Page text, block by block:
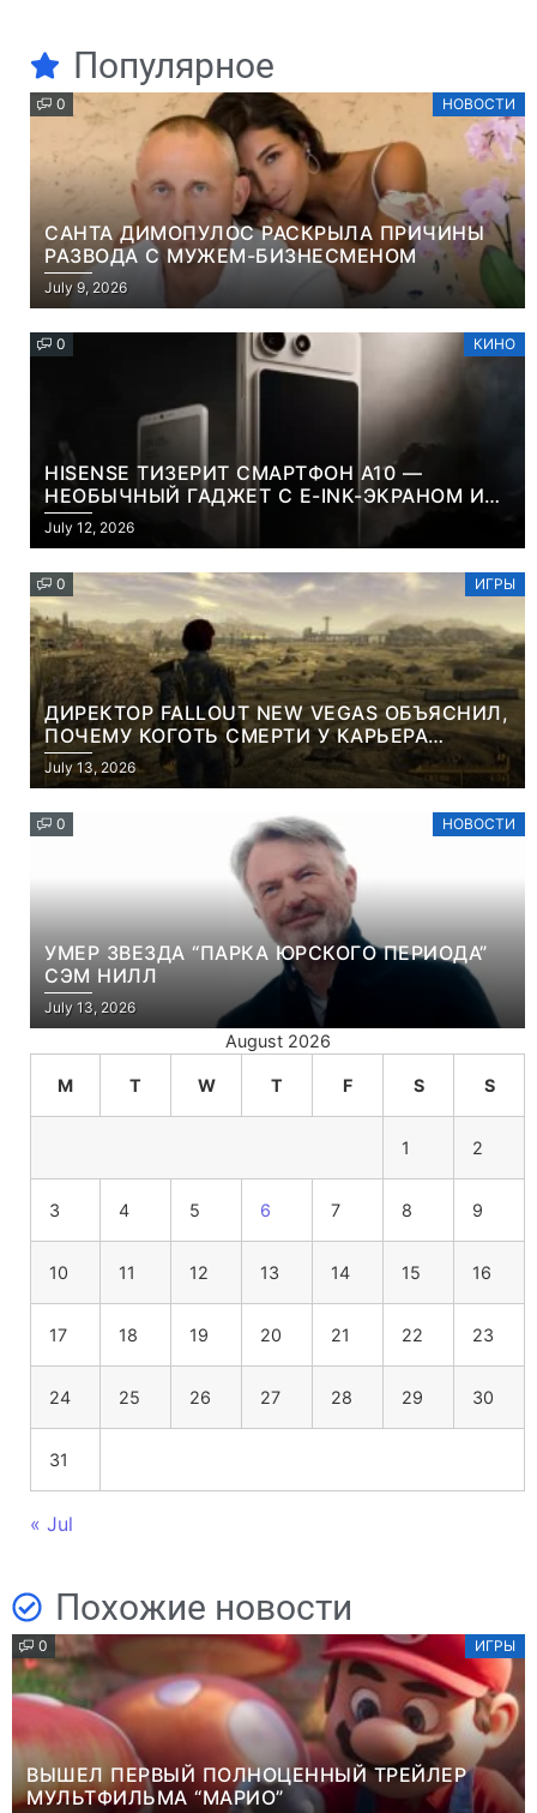
Популярное
0 НОВОСТИ
САНТА ДИМОПУЛОС РАСКРЫЛА ПРИЧИНЫ
РАЗВОДА С МУЖЕМ-БИЗНЕСМЕНОМ
July 9, 2026
0 КИНО
HISENSE ТИЗЕРИТ СМАРТФОН A10 —
НЕОБЫЧНЫЙ ГАДЖЕТ С E-INK-ЭКРАНОМ И
СЪЕМНОЙ LCD-ПАНЕЛЬЮ ДЛЯ ЦВЕТНОГО
КОНТЕНТА И СОЦСЕТЕЙ
July 12, 2026
0 ИГРЫ
ДИРЕКТОР FALLOUT NEW VEGAS ОБЪЯСНИЛ,
ПОЧЕМУ КОГОТЬ СМЕРТИ У КАРЬЕРА
НАМЕРЕННО СНОСИТ ВАМ ГОЛОВУ
July 13, 2026
0 НОВОСТИ
УМЕР ЗВЕЗДА “ПАРКА ЮРСКОГО ПЕРИОДА”
СЭМ НИЛЛ
July 13, 2026
August 2026
M T W T F S S
1 2
3 4 5 6 7 8 9
10 11 12 13 14 15 16
17 18 19 20 21 22 23
24 25 26 27 28 29 30
31
« Jul
Похожие новости
0 ИГРЫ
ВЫШЕЛ ПЕРВЫЙ ПОЛНОЦЕННЫЙ ТРЕЙЛЕР
МУЛЬТФИЛЬМА “МАРИО”